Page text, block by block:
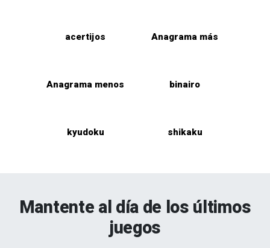
acertijos Anagrama más
Anagrama menos binairo
kyudoku shikaku
Mantente al día de los últimos
juegos